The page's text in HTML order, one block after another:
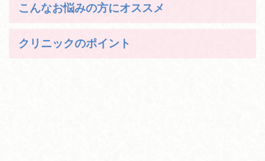
こんなお悩みの方にオススメ
クリニックのポイント